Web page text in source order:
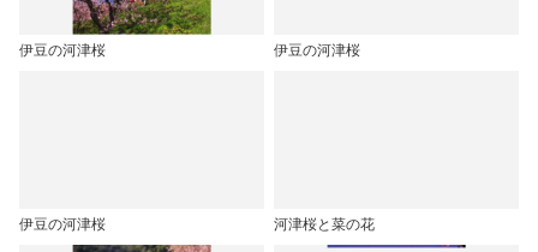
伊豆の河津桜 伊豆の河津桜
伊豆の河津桜 河津桜と菜の花